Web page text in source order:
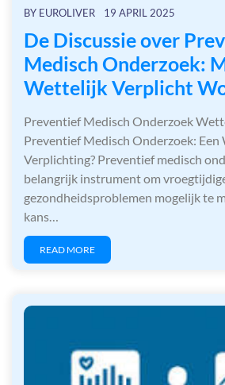
BY EUROLIVER 19 APRIL 2025
De Discussie over
Medisch Onderzoek:
Wettelijk Verplicht
Preventief Medisch Onderzoek
Preventief Medisch Onderzoek:
Verplichting? Preventief medisch
belangrijk instrument om
gezondheidsproblemen mogelijk te
kans…
READ MORE